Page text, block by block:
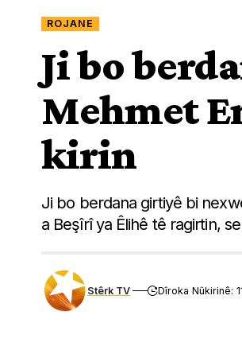
ROJANE
Ji bo
Mehmet
kirin
Ji bo berdana girtiyê bi
a Beşîrî ya Êlihê tê ragirtin,
Stêrk TV Dîroka Nûkirinê: